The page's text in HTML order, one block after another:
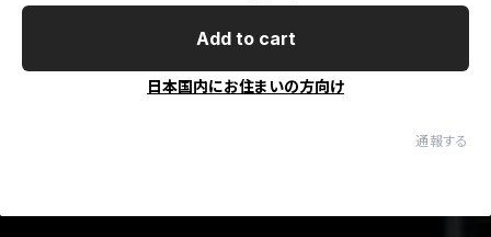
Add to cart
日本国内にお住まいの方向け
通報する